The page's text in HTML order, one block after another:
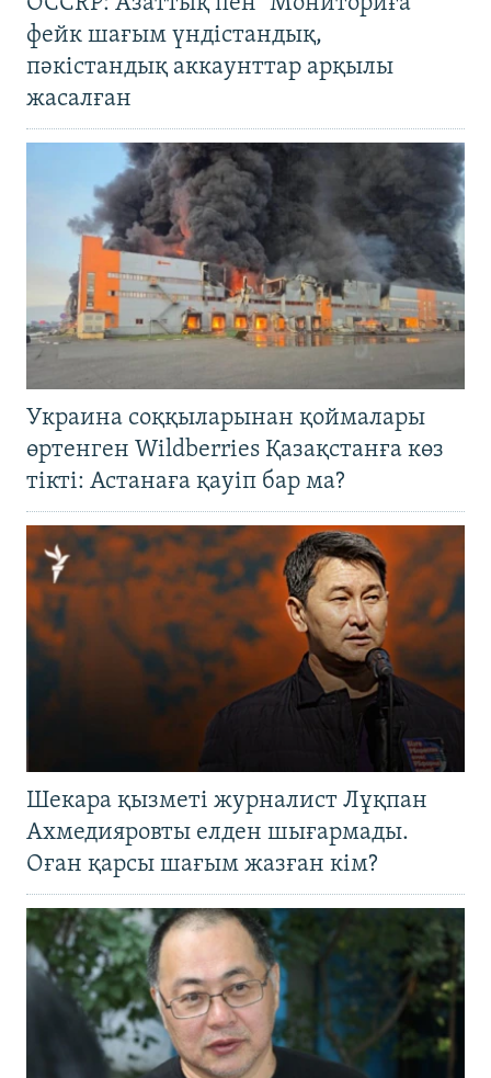
фейк шағым үндістандық,
пәкістандық аккаунттар арқылы
жасалған
Украина соққыларынан қоймалары
өртенген Wildberries Қазақстанға көз
тікті: Астанаға қауіп бар ма?
Шекара қызметі журналист Лұқпан
Ахмедияровты елден шығармады.
Оған қарсы шағым жазған кім?